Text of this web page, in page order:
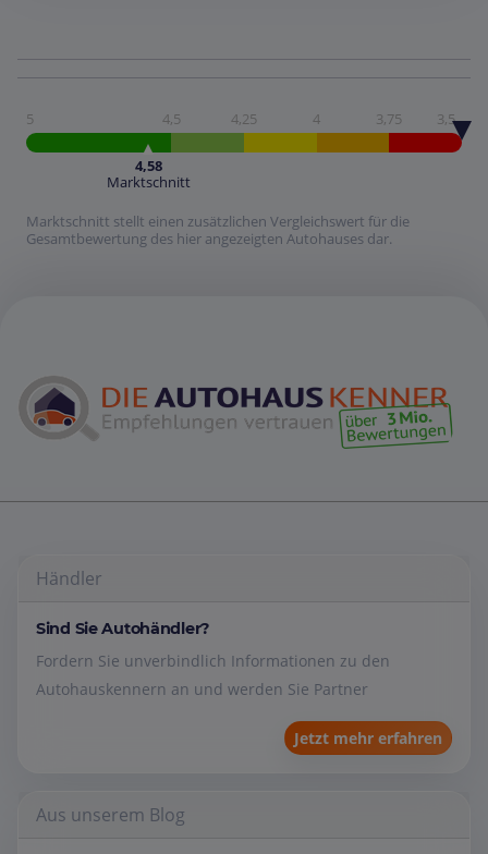
5 4,5 4,25 4 3,75 3,5
4,58
Marktschnitt
Marktschnitt stellt einen zusätzlichen Vergleichswert für die
Gesamtbewertung des hier angezeigten Autohauses dar.
Händler
Sind Sie Autohändler?
Fordern Sie unverbindlich Informationen zu den
Autohauskennern an und werden Sie Partner
Jetzt mehr erfahren
Aus unserem Blog